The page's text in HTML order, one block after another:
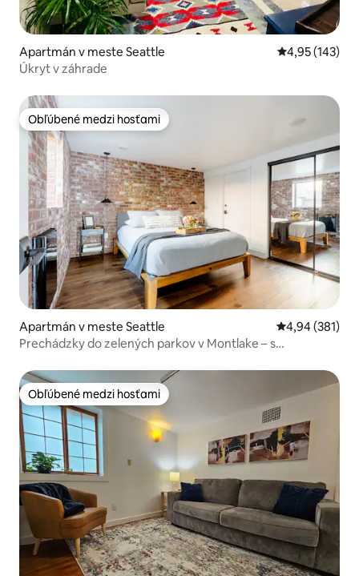
Apartmán v meste Seattle Priemerné
4,95 (143)
Úkryt v záhrade
Obľúbené medzi hosťami
Obľúbené medzi hosťami
Apartmán v meste Seattle Priemerné
4,94 (381)
Prechádzky do zelených parkov v Montlake – s
Obľúbené medzi hosťami
Obľúbené medzi hosťami